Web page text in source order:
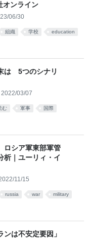
オンライン
06/30
組織 学校 education
は 5つのシナリ
2022/03/07
む 軍事 国際
ロシア軍東部軍管
析｜ユーリィ・イ
11/15
russia war military
は不安定要因」